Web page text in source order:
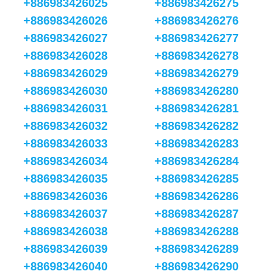
+886983426025
+886983426026
+886983426027
+886983426028
+886983426029
+886983426030
+886983426031
+886983426032
+886983426033
+886983426034
+886983426035
+886983426036
+886983426037
+886983426038
+886983426039
+886983426040
+886983426275
+886983426276
+886983426277
+886983426278
+886983426279
+886983426280
+886983426281
+886983426282
+886983426283
+886983426284
+886983426285
+886983426286
+886983426287
+886983426288
+886983426289
+886983426290